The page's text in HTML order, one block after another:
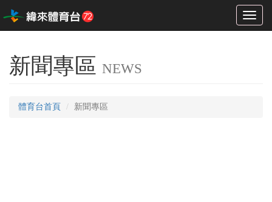
Toggle
新聞專區 NEWS
體育台首頁 新聞專區